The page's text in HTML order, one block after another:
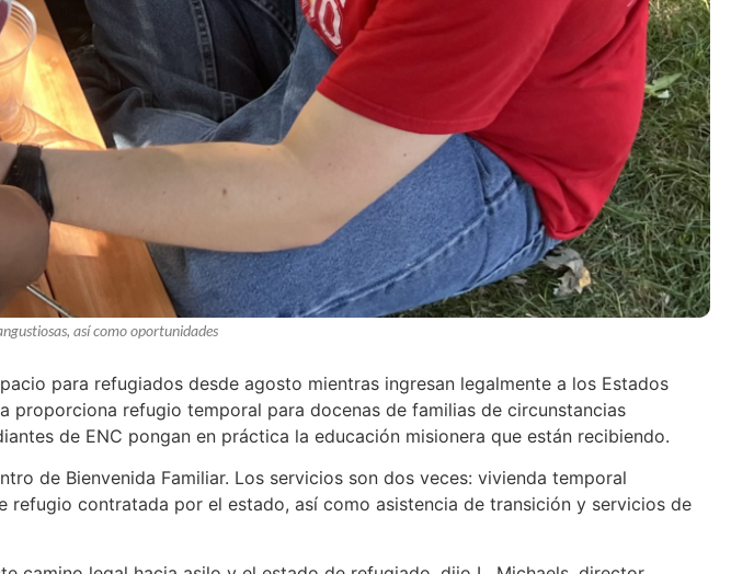
así como oportunidades
para refugiados desde agosto mientras ingresan legalmente a los Estados
proporciona refugio temporal para docenas de familias de circunstancias
de ENC pongan en práctica la educación misionera que están recibiendo.
de Bienvenida Familiar. Los servicios son dos veces: vivienda temporal
refugio contratada por el estado, así como asistencia de transición y servicios de